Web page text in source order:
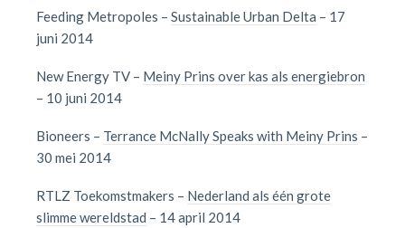
Feeding Metropoles – Sustainable Urban Delta – 17
juni 2014
New Energy TV – Meiny Prins over kas als energiebron
– 10 juni 2014
Bioneers – Terrance McNally Speaks with Meiny Prins –
30 mei 2014
RTLZ Toekomstmakers – Nederland als één grote
slimme wereldstad – 14 april 2014